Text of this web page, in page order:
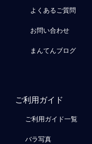
よくあるご質問
お問い合わせ
まんてんブログ
ご利用ガイド
ご利用ガイド一覧
バラ写真